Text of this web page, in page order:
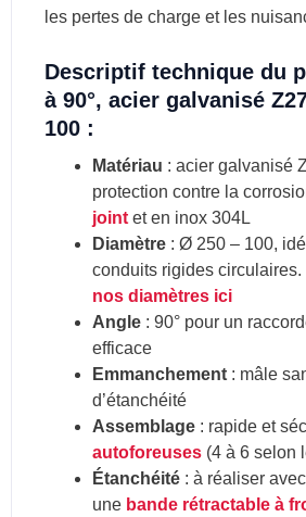
les pertes de charge et les
Descriptif technique du
à 90°, acier galvanisé
100 :
Matériau : acier galvanisé
protection contre la
jointet en inox 304L
Diamètre: Ø 250 – 100,
conduits rigides circulaires.
nos diamètres ici
Angle: 90° pour un
efficace
Emmanchement: mâle
d’étanchéité
Assemblage: rapide et
autoforeuses(4 à 6 selon
Étanchéité: à réaliser avec
une bande rétractable à